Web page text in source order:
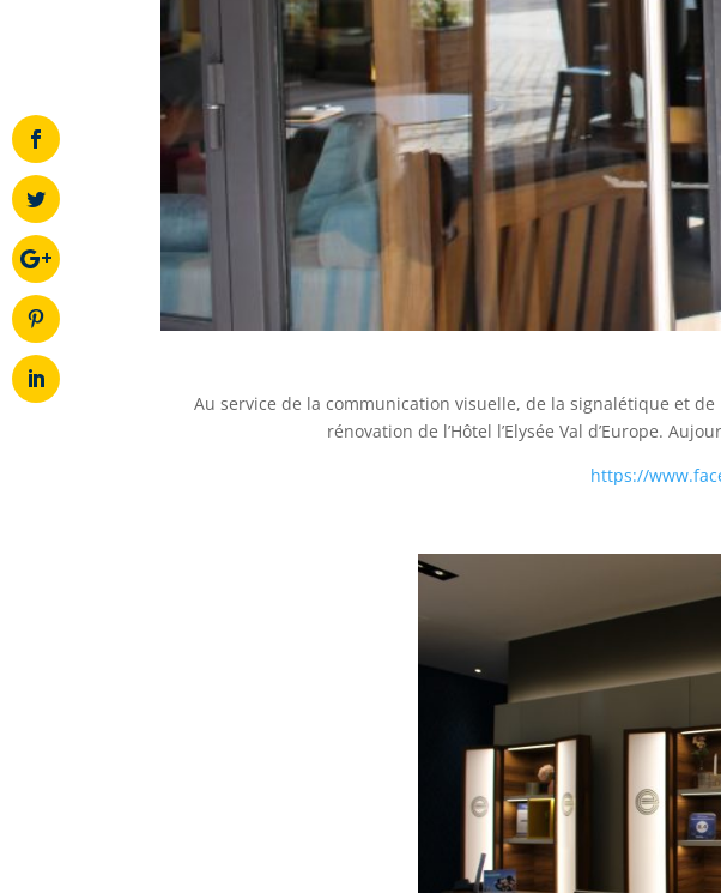
Au service de la communication visuelle, de la signalétique et
rénovation de l’Hôtel l’Elysée Val d’Europe.
https://